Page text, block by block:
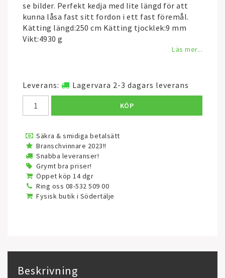
se bilder. Perfekt kedja med lite längd för att
kunna låsa fast sitt fordon i ett fast föremål.
Kätting längd:250 cm Kätting tjocklek:9 mm
Vikt:4930 g
Läs mer...
Leverans: Lagervara 2-3 dagars leverans
KÖP
Säkra & smidiga betalsätt
Branschvinnare 2023!!
Snabba leveranser!
Grymt bra priser!
Öppet köp 14 dgr
Ring oss 08-532 509 00
Fysisk butik i Södertälje
Beskrivning